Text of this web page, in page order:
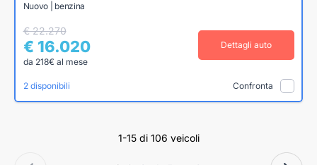
Nuovo | benzina
€ 22.270
€ 16.020
da 218€ al mese
Dettagli auto
2 disponibili Confronta
1-15 di 106 veicoli